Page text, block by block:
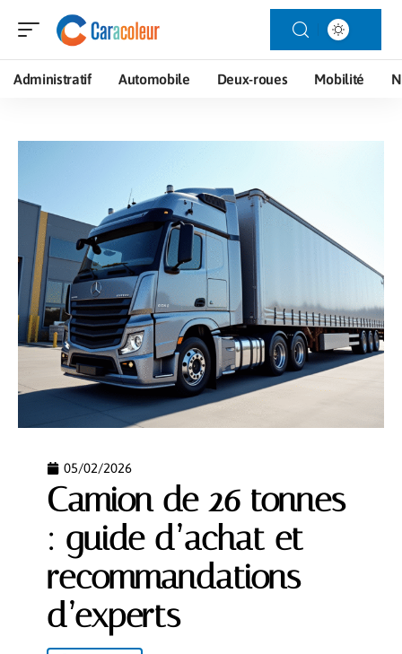
Administratif Automobile Deux-roues Mobilité
05/02/2026
Camion de 26 tonnes
: guide d’achat et
recommandations
d’experts